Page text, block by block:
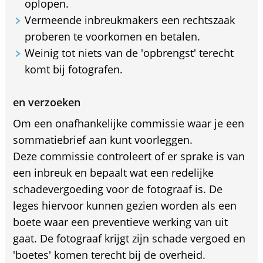
oplopen.
Vermeende inbreukmakers een rechtszaak
proberen te voorkomen en betalen.
Weinig tot niets van de 'opbrengst' terecht
komt bij fotografen.
en verzoeken
Om een onafhankelijke commissie waar je een
sommatiebrief aan kunt voorleggen.
Deze commissie controleert of er sprake is van
een inbreuk en bepaalt wat een redelijke
schadevergoeding voor de fotograaf is. De
leges hiervoor kunnen gezien worden als een
boete waar een preventieve werking van uit
gaat. De fotograaf krijgt zijn schade vergoed en
'boetes' komen terecht bij de overheid.